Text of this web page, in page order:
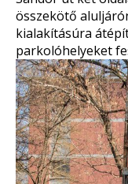
összekötő
kialakításúra
parkolóhelyeket